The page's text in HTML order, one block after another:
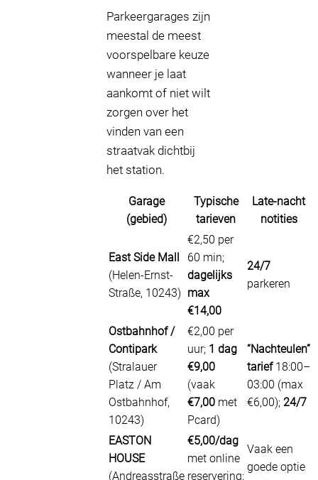
Parkeergarages zijn
meestal de meest
voorspelbare keuze
wanneer je laat
aankomt of niet wilt
zorgen over het
vinden van een
straatvak dichtbij
het station.
Garage
(gebied)
Typische
tarieven
Late-nacht
notities
East Side Mall
(Helen-Ernst-
Straße, 10243)
€2,50 per
60 min;
dagelijks
max
€14,00
24/7
parkeren
Ostbahnhof /
Contipark
(Stralauer
Platz / Am
Ostbahnhof,
10243)
€2,00 per
uur; 1 dag
€9,00
(vaak
€7,00 met
Pcard)
“Nachteulen”
tarief18:00–
03:00 (max
€6,00); 24/7
EASTON
HOUSE
(Andreasstraße
€5,00/dag
met online
reservering;
Vaak een
goede optie